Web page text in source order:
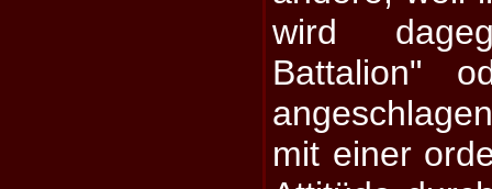
wird
Battalion"
mit einer